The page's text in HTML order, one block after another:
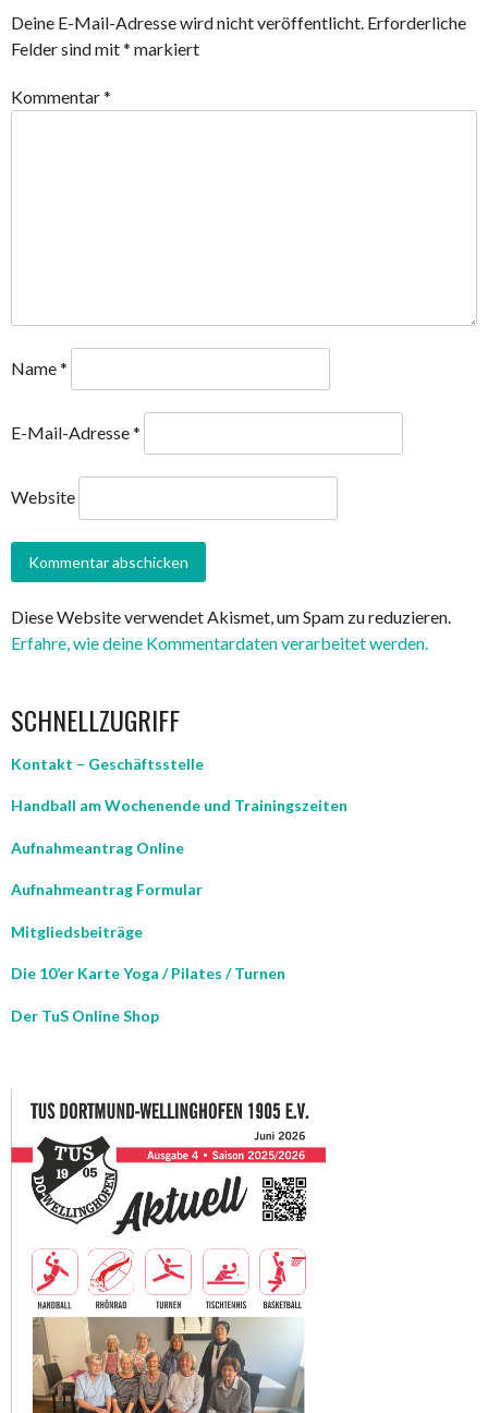
Deine E-Mail-Adresse wird nicht veröffentlicht. Erforderliche
Felder sind mit* markiert
Kommentar*
Name*
E-Mail-Adresse*
Website
Diese Website verwendet Akismet, um Spam zu reduzieren.
Erfahre, wie deine Kommentardaten verarbeitet werden.
SCHNELLZUGRIFF
Kontakt – Geschäftsstelle
Handball am Wochenende und Trainingszeiten
Aufnahmeantrag Online
Aufnahmeantrag Formular
Mitgliedsbeiträge
Die 10’er Karte Yoga / Pilates / Turnen
Der TuS Online Shop